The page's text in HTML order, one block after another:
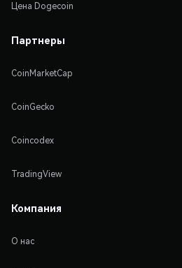
Цена Dogecoin
Партнеры
CoinMarketCap
CoinGecko
Coincodex
TradingView
Компания
О нас